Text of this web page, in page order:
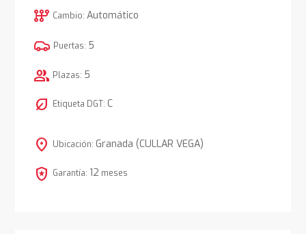
auto_transmission Cambio: Automático
Puertas: 5
group Plazas: 5
nest_eco_leaf Etiqueta DGT: C
location_on Ubicación: Granada (CULLAR VEGA)
local_police Garantía: 12 meses